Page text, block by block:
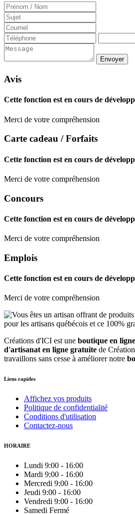
Avis
Cette fonction est en cours de
Merci de votre compréhension
Carte cadeau / Forfaits
Cette fonction est en cours de
Merci de votre compréhension
Concours
Cette fonction est en cours de
Merci de votre compréhension
Emplois
Cette fonction est en cours de
Merci de votre compréhension
Créations d'ICI est une boutique en
d'artisanat en ligne gratuite de
travaillons sans cesse à améliorer notre
Liens rapides
Affichez vos produits
Politique de confidentialité
Conditions d'utilisation
Contactez-nous
HORAIRE
Lundi 9:00 - 16:00
Mardi 9:00 - 16:00
Mercredi 9:00 - 16:00
Jeudi 9:00 - 16:00
Vendredi 9:00 - 16:00
Samedi Fermé